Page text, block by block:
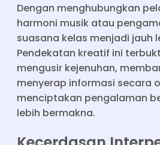
Dengan menghubungkan
harmoni musik atau
suasana kelas menjadi jauh
Pendekatan kreatif ini
mengusir kejenuhan,
menyerap informasi secara
menciptakan pengalaman
lebih bermakna.